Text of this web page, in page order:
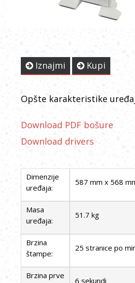
Iznajmi Kupi
Opšte karakteristike
Download PDF bošure
Download drivers
Dimenzije
uređaja:
587 mm x 568
Masa
uređaja:
51.7 kg
Brzina
štampe:
25 stranice po
Brzina prve
6 sekundi